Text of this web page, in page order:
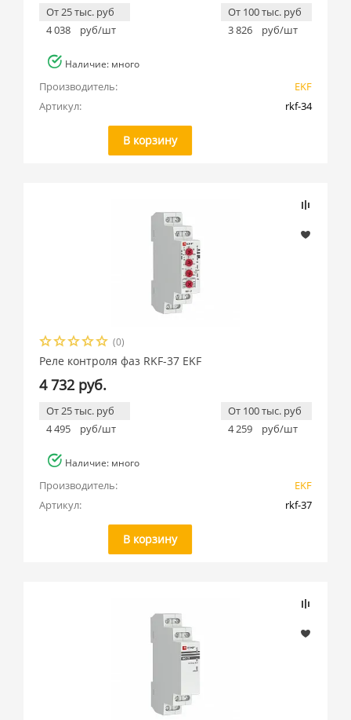
От 25 тыс. руб
4 038
руб/шт
От 100 тыс. руб
3 826
руб/шт
Наличие: много
Производитель:
EKF
Артикул:
rkf-34
В корзину
(0)
Реле контроля фаз RKF-37 EKF
4 732 руб.
От 25 тыс. руб
4 495
руб/шт
От 100 тыс. руб
4 259
руб/шт
Наличие: много
Производитель:
EKF
Артикул:
rkf-37
В корзину